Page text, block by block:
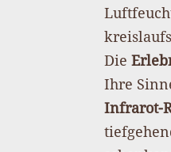
Die
Ihre
Infrarot-